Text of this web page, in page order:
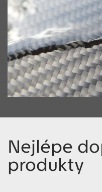
Nejlépe
produkty